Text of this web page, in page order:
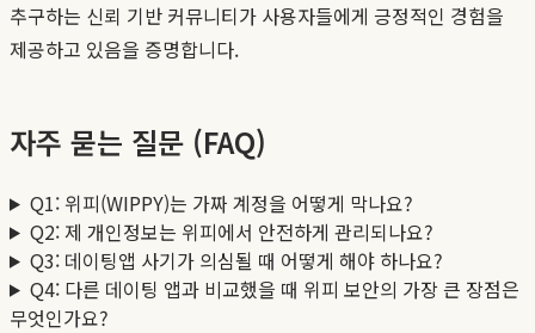
추구하는 신뢰 기반 커뮤니티가 사용자들에게 긍정적인 경험을
제공하고 있음을 증명합니다.
자주 묻는 질문 (FAQ)
Q1: 위피(WIPPY)는 가짜 계정을 어떻게 막나요?
Q2: 제 개인정보는 위피에서 안전하게 관리되나요?
Q3: 데이팅앱 사기가 의심될 때 어떻게 해야 하나요?
Q4: 다른 데이팅 앱과 비교했을 때 위피 보안의 가장 큰 장점은
무엇인가요?